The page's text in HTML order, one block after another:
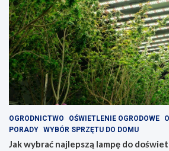
OGRODNICTWO OŚWIETLENIE OGRODOWE
PORADY WYBÓR SPRZĘTU DO DOMU
Jak wybrać najlepszą lampę do